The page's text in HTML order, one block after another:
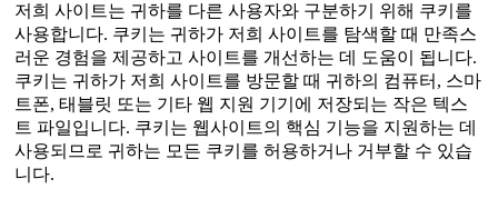
저희 사이트는 귀하를 다른 사용자와 구분하기 위해 쿠키를
사용합니다. 쿠키는 귀하가 저희 사이트를 탐색할 때 만족스
러운 경험을 제공하고 사이트를 개선하는 데 도움이 됩니다.
쿠키는 귀하가 저희 사이트를 방문할 때 귀하의 컴퓨터, 스마
트폰, 태블릿 또는 기타 웹 지원 기기에 저장되는 작은 텍스
트 파일입니다. 쿠키는 웹사이트의 핵심 기능을 지원하는 데
사용되므로 귀하는 모든 쿠키를 허용하거나 거부할 수 있습
니다.
HTML 사이트맵
언어
영어
간체 중국어
중국어 번체